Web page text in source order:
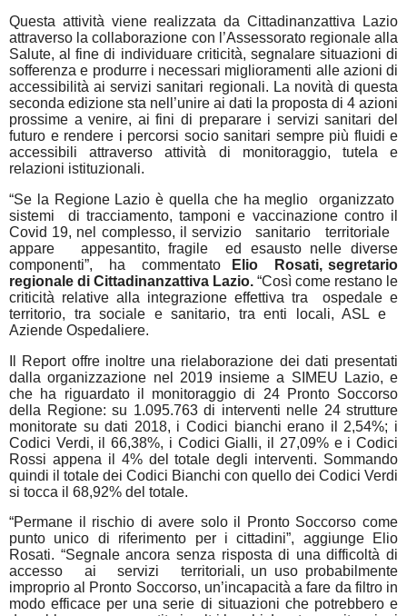
Questa attività viene realizzata da Cittadinanzattiva Lazio
attraverso la collaborazione con l’Assessorato regionale alla
Salute, al fine di individuare criticità, segnalare situazioni di
sofferenza e produrre i necessari miglioramenti alle azioni di
accessibilità ai servizi sanitari regionali. La novità di questa
seconda edizione sta nell’unire ai dati la proposta di 4 azioni
prossime a venire, ai fini di preparare i servizi sanitari del
futuro e rendere i percorsi socio sanitari sempre più fluidi e
accessibili attraverso attività di monitoraggio, tutela e
relazioni istituzionali.
“Se la Regione Lazio è quella che ha meglio
organizzato
sistemi
di tracciamento, tamponi e vaccinazione contro il
Covid 19, nel complesso, il servizio
sanitario
territoriale
appare
appesantito, fragile
ed esausto nelle diverse
componenti”,
ha commentato Elio
Rosati, segretario
regionale di Cittadinanzattiva Lazio. “Così come restano le
criticità relative alla integrazione effettiva tra
ospedale e
territorio, tra sociale e sanitario, tra enti locali, ASL e
Aziende Ospedaliere.
Il Report offre inoltre una rielaborazione dei dati presentati
dalla organizzazione nel 2019 insieme a SIMEU Lazio, e
che ha riguardato il monitoraggio di 24 Pronto Soccorso
della Regione: su 1.095.763 di interventi nelle 24 strutture
monitorate su dati 2018, i Codici bianchi erano il 2,54%; i
Codici Verdi, il 66,38%, i Codici Gialli, il 27,09% e i Codici
Rossi appena il 4% del totale degli interventi. Sommando
quindi il totale dei Codici Bianchi con quello dei Codici Verdi
si tocca il 68,92% del totale.
“Permane il rischio di avere solo il Pronto Soccorso come
punto unico di riferimento per i
cittadini”, aggiunge Elio
Rosati. “Segnale ancora senza risposta di una difficoltà di
accesso
ai servizi
territoriali, un uso probabilmente
improprio al Pronto Soccorso, un’incapacità a fare da filtro in
modo efficace per una serie di situazioni che potrebbero e